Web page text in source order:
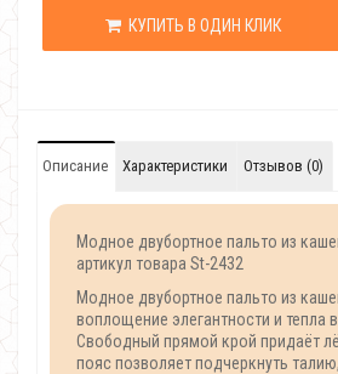
КУПИТЬ В ОДИН КЛИК
Описание Характеристики Отзывов (0)
Модное двубортное пальто из
артикул товара St-2432
Модное двубортное пальто из
воплощение элегантности и тепла
Свободный прямой крой придаёт
пояс позволяет подчеркнуть